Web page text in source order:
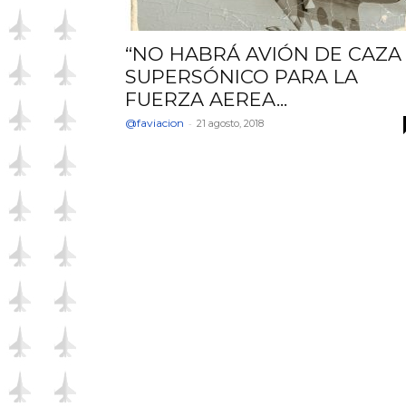
“NO HABRÁ AVIÓN DE CAZA
SUPERSÓNICO PARA LA
FUERZA AEREA...
@faviacion - 21 agosto, 2018